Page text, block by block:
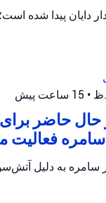
• 15 ساعت پیش
حال حاضر
اریئیل ترافیک را در جاده